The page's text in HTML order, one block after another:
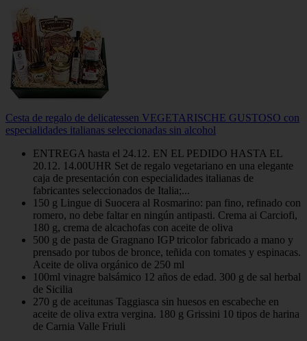
Cesta de regalo de delicatessen VEGETARISCHE GUSTOSO con
especialidades italianas seleccionadas sin alcohol
ENTREGA hasta el 24.12. EN EL PEDIDO HASTA EL
20.12. 14.00UHR Set de regalo vegetariano en una elegante
caja de presentación con especialidades italianas de
fabricantes seleccionados de Italia;...
150 g Lingue di Suocera al Rosmarino: pan fino, refinado con
romero, no debe faltar en ningún antipasti. Crema ai Carciofi,
180 g, crema de alcachofas con aceite de oliva
500 g de pasta de Gragnano IGP tricolor fabricado a mano y
prensado por tubos de bronce, teñida con tomates y espinacas.
Aceite de oliva orgánico de 250 ml
100ml vinagre balsámico 12 años de edad. 300 g de sal herbal
de Sicilia
270 g de aceitunas Taggiasca sin huesos en escabeche en
aceite de oliva extra vergina. 180 g Grissini 10 tipos de harina
de Carnia Valle Friuli